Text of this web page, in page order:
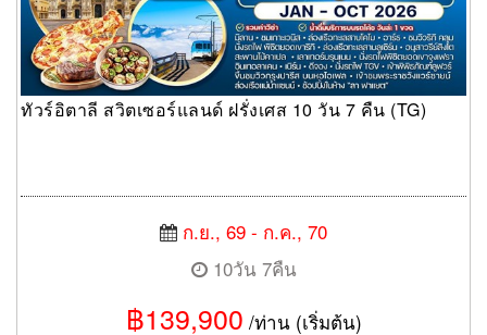
ทัวร์อิตาลี สวิตเซอร์แลนด์ ฝรั่งเศส 10 วัน 7 คืน (TG)
ก.ย., 69 - ก.ค., 70
10วัน 7คืน
฿139,900 /ท่าน (เริ่มต้น)